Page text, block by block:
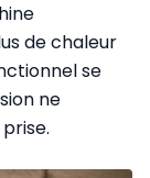
de chaleur
se
ne